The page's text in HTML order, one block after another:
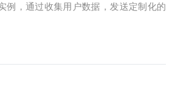
例，通过收集用户数据，发送定制化的